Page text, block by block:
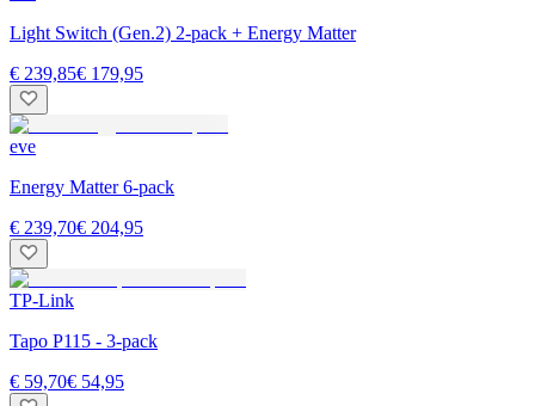
Light Switch (Gen.2) 2-pack + Energy Matter
€ 239,85€ 179,95
eve
Energy Matter 6-pack
€ 239,70€ 204,95
TP-Link
Tapo P115 - 3-pack
€ 59,70€ 54,95